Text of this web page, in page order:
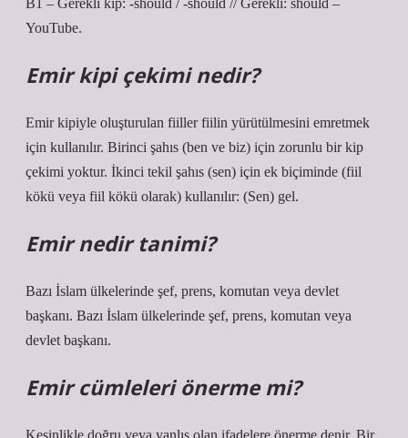
B1 – Gerekli kip: -should / -should // Gerekli: ​​should –
YouTube.
Emir kipi çekimi nedir?
Emir kipiyle oluşturulan fiiller fiilin yürütülmesini emretmek
için kullanılır. Birinci şahıs (ben ve biz) için zorunlu bir kip
çekimi yoktur. İkinci tekil şahıs (sen) için ek biçiminde (fiil
kökü veya fiil kökü olarak) kullanılır: (Sen) gel.
Emir nedir tanimi?
Bazı İslam ülkelerinde şef, prens, komutan veya devlet
başkanı. Bazı İslam ülkelerinde şef, prens, komutan veya
devlet başkanı.
Emir cümleleri önerme mi?
Kesinlikle doğru veya yanlış olan ifadelere önerme denir. Bir